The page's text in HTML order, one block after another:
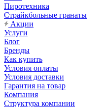
Пиротехника
Страйкбольные гранаты
Акции
Услуги
Блог
Бренды
Как купить
Условия оплаты
Условия доставки
Гарантия на товар
Компания
Структура компании